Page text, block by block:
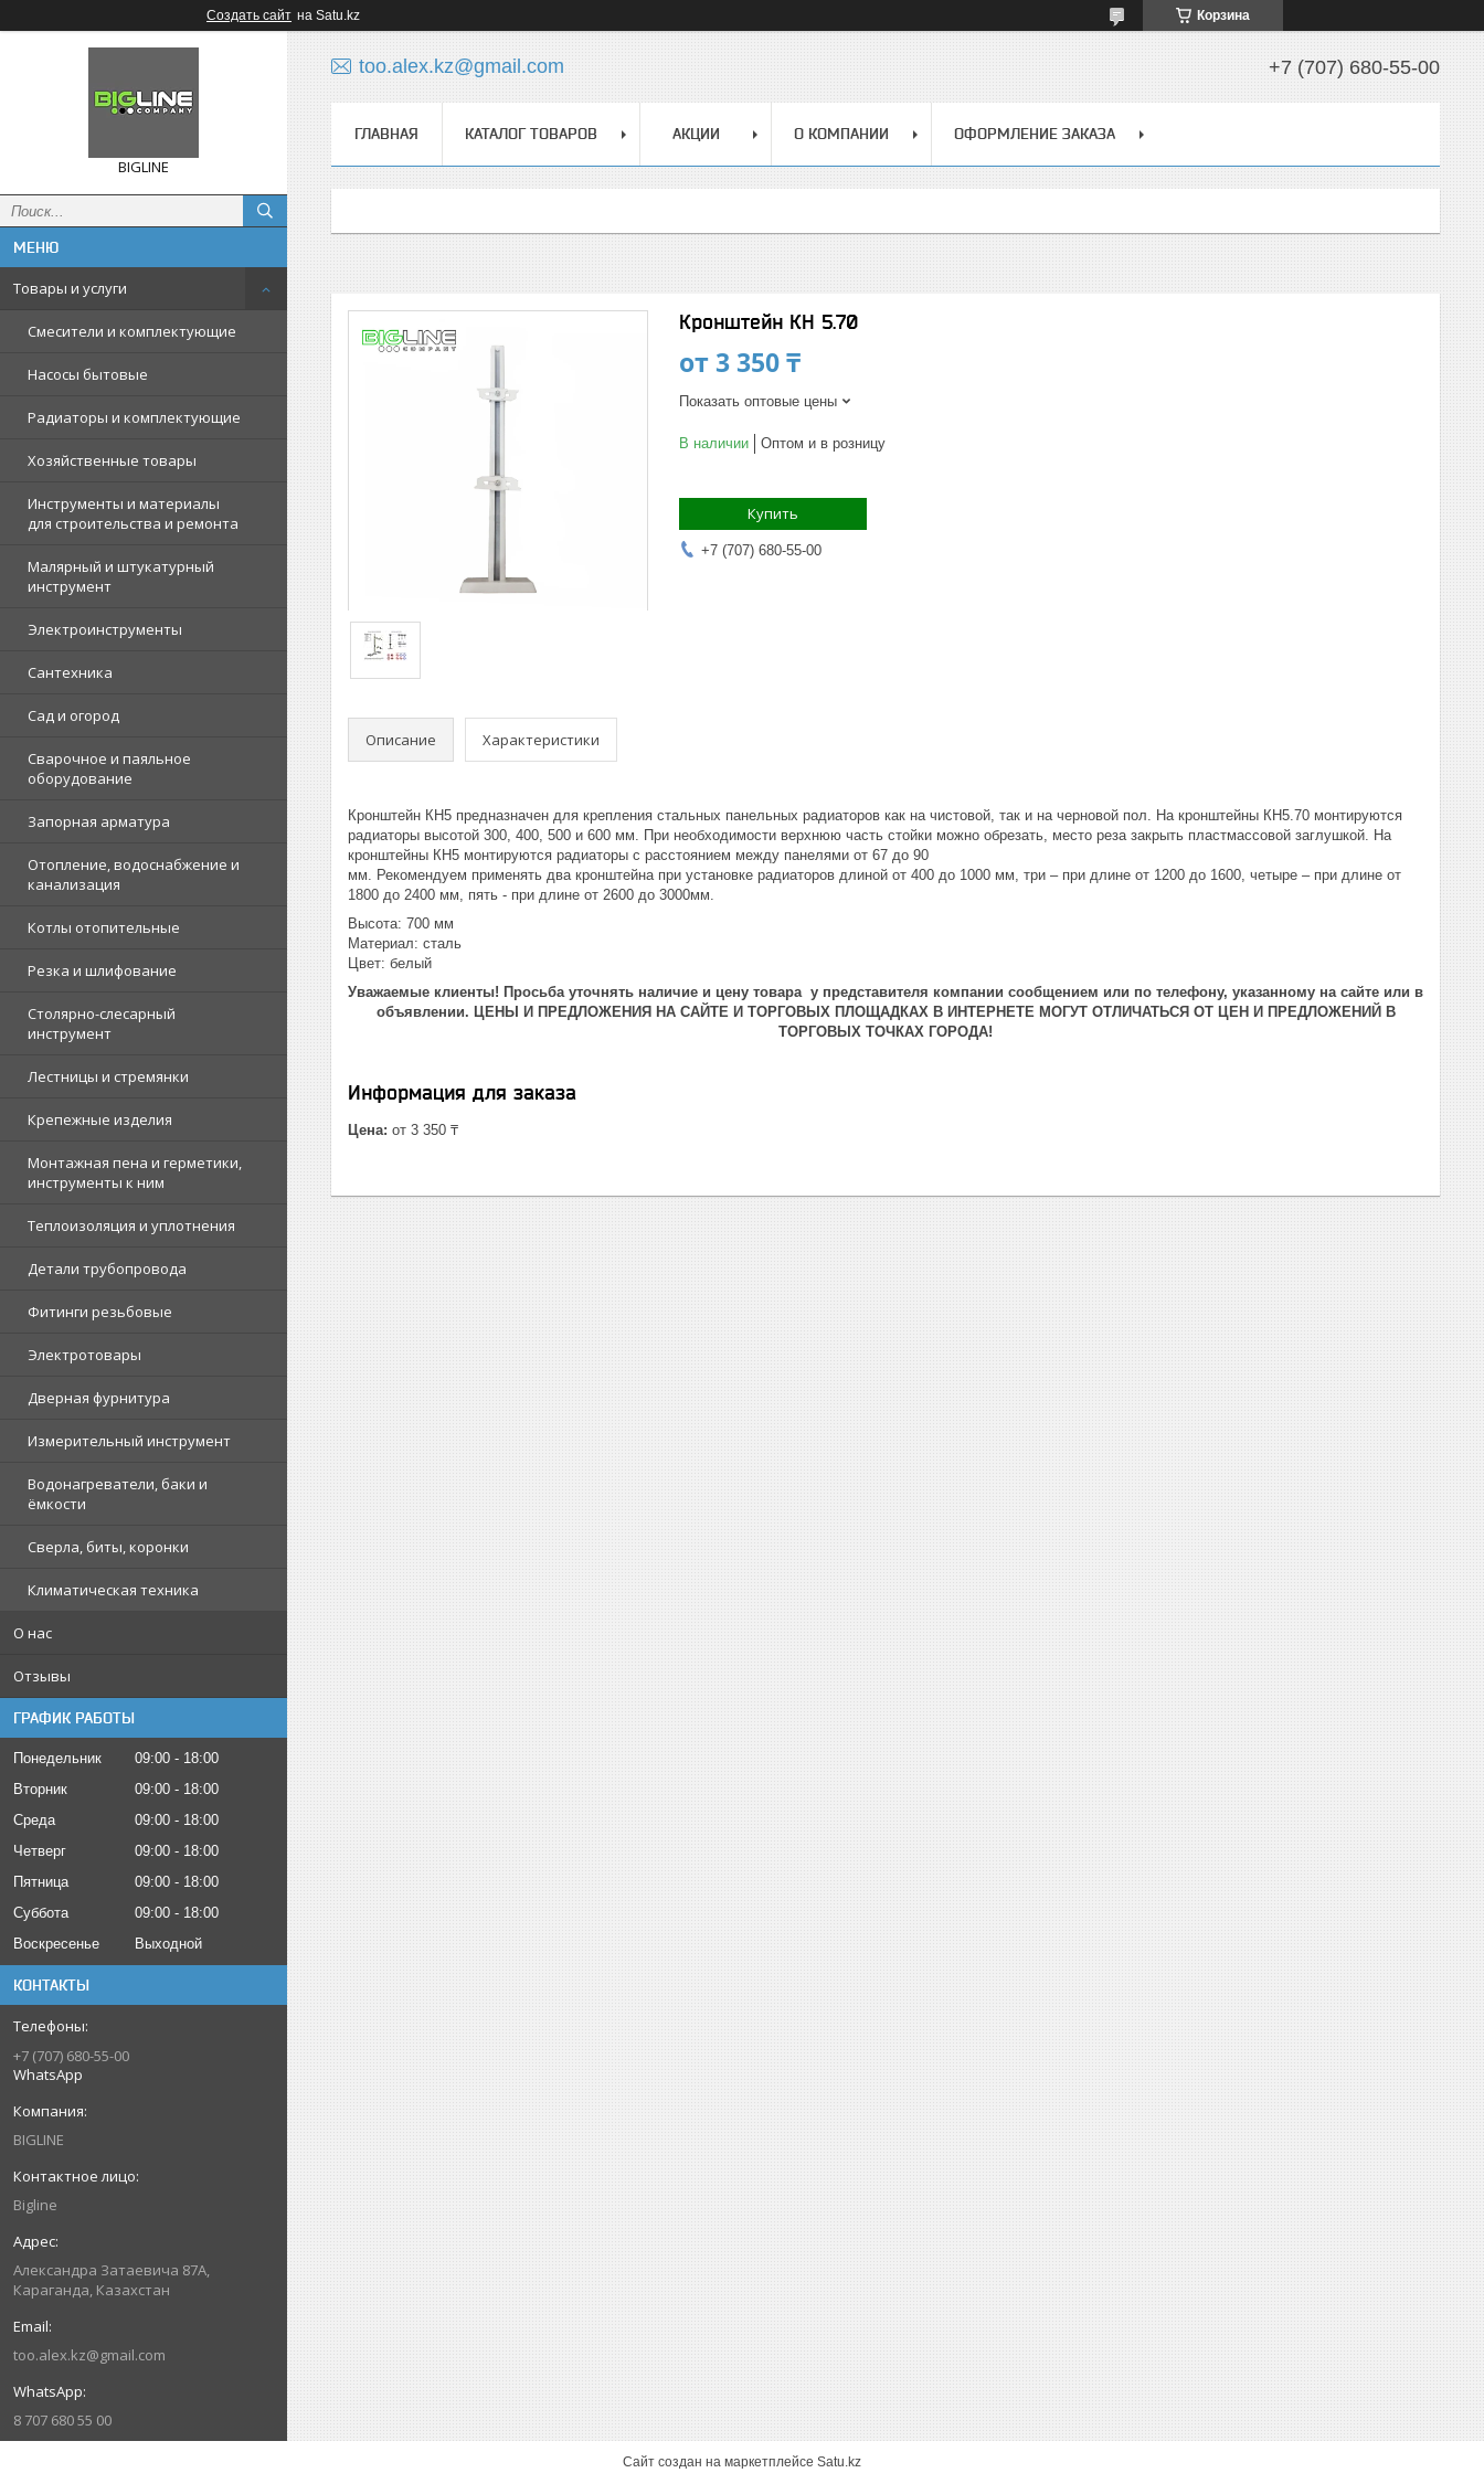
Создать сайт на Satu.kz Корзина
BIGLINE
Товары и услуги
Смесители и комплектующие
Насосы бытовые
Радиаторы и комплектующие
Хозяйственные товары
Инструменты и материалы
для строительства и ремонта
Малярный и штукатурный
инструмент
Электроинструменты
Сантехника
Сад и огород
Сварочное и паяльное
оборудование
Запорная арматура
Отопление, водоснабжение и
канализация
Котлы отопительные
Резка и шлифование
Столярно-слесарный
инструмент
Лестницы и стремянки
Крепежные изделия
Монтажная пена и герметики,
инструменты к ним
Теплоизоляция и уплотнения
Детали трубопровода
Фитинги резьбовые
Электротовары
Дверная фурнитура
Измерительный инструмент
Водонагреватели, баки и
ёмкости
Сверла, биты, коронки
Климатическая техника
О нас
Отзывы
ГРАФИК РАБОТЫ
Понедельник 09:00
18:00
Вторник
09:00
18:00
Среда
09:00
18:00
Четверг
09:00
18:00
Пятница
09:00
18:00
Суббота
09:00
18:00
Воскресенье
Выходной
КОНТАКТЫ
+7 (707) 680-55-00
WhatsApp
BIGLINE
Bigline
Александра Затаевича 87А,
Караганда, Казахстан
too.alex.kz@gmail.com
8 707 680 55 00
too.alex.kz@gmail.com +7 (707) 680-55-00
ГЛАВНАЯ КАТАЛОГ ТОВАРОВ АКЦИИ О КОМПАНИИ ОФОРМЛЕНИЕ ЗАКАЗА
Кронштейн КН 5.70
от3 350 ₸
Показать оптовые цены
В наличии Оптом и в розницу
Купить
+7 (707) 680-55-00
Описание Характеристики
Кронштейн КН5 предназначен для крепления стальных панельных радиаторов как на чистовой, так и на черновой пол. На кронштейны КН5.70 монтируются
радиаторы высотой 300, 400, 500 и 600 мм. При необходимости верхнюю часть стойки можно обрезать, место реза закрыть пластмассовой заглушкой. На
кронштейны КН5 монтируются радиаторы с расстоянием между панелями от 67 до 90
мм. Рекомендуем применять два кронштейна при установке радиаторов длиной от 400 до 1000 мм, три – при длине от 1200 до 1600, четыре – при длине от
1800 до 2400 мм, пять - при длине от 2600 до 3000мм.
Высота: 700 мм
Материал: сталь
Цвет: белый
Уважаемые клиенты! Просьба уточнять наличие и цену товара у представителя компании сообщением или по телефону, указанному на сайте или в
объявлении. ЦЕНЫ И ПРЕДЛОЖЕНИЯ НА САЙТЕ И ТОРГОВЫХ ПЛОЩАДКАХ В ИНТЕРНЕТЕ МОГУТ ОТЛИЧАТЬСЯ ОТ ЦЕН И ПРЕДЛОЖЕНИЙ В
ТОРГОВЫХ ТОЧКАХ ГОРОДА!
Информация для заказа
Цена: от 3 350 ₸
Сайт создан на маркетплейсе Satu.kz